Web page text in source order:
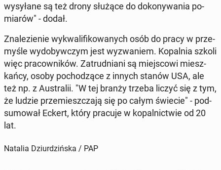
wy­sy­ła­ne są też drony służące do do­ko­ny­wa­nia po­
mia­rów" - dodał.
Zna­le­zie­nie wy­kwa­li­fi­ko­wa­nych osób do pracy w prze­
my­śle wy­do­byw­czym jest wy­zwa­niem. Ko­pal­nia szkoli
więc pra­cow­ni­ków. Za­trud­nia­ni są miej­sco­wi miesz­
kań­cy, osoby po­cho­dzą­ce z innych stanów USA, ale
też np. z Au­stra­lii. "W tej branży trzeba liczyć się z tym,
że ludzie prze­miesz­cza­ją się po całym świecie" - pod­
su­mo­wał Eckert, który pracuje w ko­pal­nic­twie od 20
lat.
Natalia Dziurdzińska / PAP